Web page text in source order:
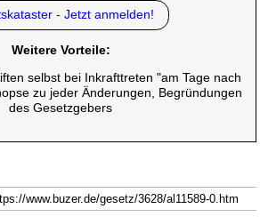
- Jetzt anmelden!
Weitere Vorteile:
selbst bei Inkrafttreten "am Tage nach
zu jeder Änderungen, Begründungen
des Gesetzgebers
www.buzer.de/gesetz/3628/al11589-0.htm